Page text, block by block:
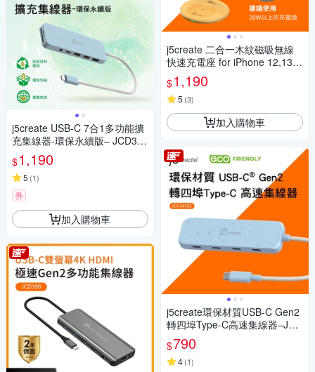
j5create USB-C 7合1多功能擴
充集線器-環保永續版– JCD373
EC(清新藍)
$1,190
5 (1)
券
加入購物車
j5create 二合一木紋磁吸無線
快速充電座 for iPhone 12,13,1
4系列, AirPods Pro – JUPW21
06NP
$1,190
5 (3)
加入購物車
j5create環保材質USB-C Gen2
轉四埠Type-C高速集線器–JCH
345EC(清新藍)
$790
4(1)